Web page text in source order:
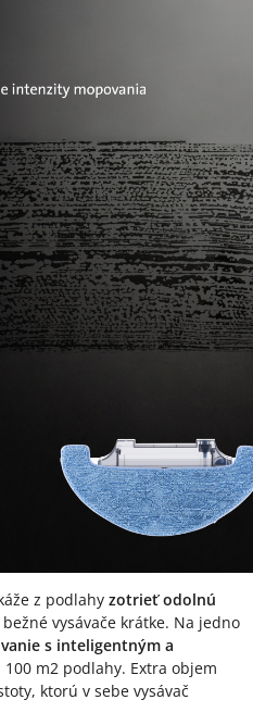
z podlahy zotrieť odolnú
vysávače krátke. Na jedno
s inteligentným a
100 m2 podlahy. Extra objem
ktorú v sebe vysávač